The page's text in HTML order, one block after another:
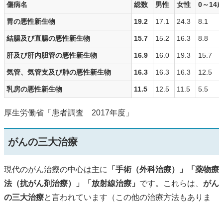
傷病名 総数 男性 女性 0～14
胃の悪性新生物 19.2 17.1 24.3 8.1
結腸及び直腸の悪性新生物 15.7 15.2 16.3 8.8
肝及び肝内胆管の悪性新生物 16.9 16.0 19.3 15.7
気管、気管支及び肺の悪性新生物 16.3 16.3 16.3 12.5
乳房の悪性新生物 11.5 12.5 11.5 5.5
厚生労働省「患者調査 2017年度」
がんの三大治療
現代のがん治療の中心は主に
「手術（外科治療）」「薬物療
法（抗がん剤治療）」「放射線治療」 です。これらは、 がん
の三大治療と言われています（この他の治療方法もありま